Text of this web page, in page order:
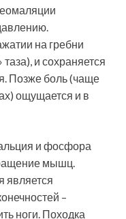
на гребни
и сохраняется
Позже боль (чаще
ощущается и в
и фосфора
мышц.
является
–
ноги. Походка